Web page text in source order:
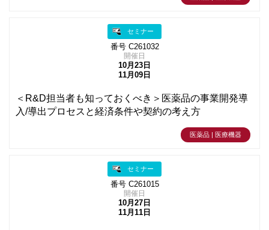
セミナー
番号 C261032
開催日
10月23日
11月09日
＜R&D担当者も知っておくべき＞医薬品の事業開発導
入/導出プロセスと経済条件や契約の考え方
医薬品 | 医療機器
セミナー
番号 C261015
開催日
10月27日
11月11日